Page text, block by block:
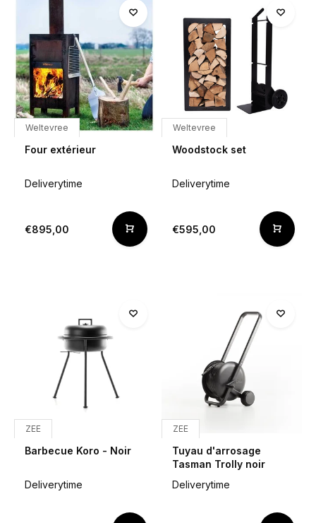
Weltevree
Four extérieur
Deliverytime
€895,00
Weltevree
Woodstock set
Deliverytime
€595,00
ZEE
Barbecue Koro - Noir
Deliverytime
ZEE
Tuyau d'arrosage
Tasman Trolly noir
Deliverytime